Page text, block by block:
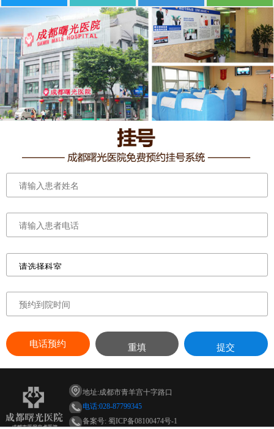
电话预约 重填 提交
地址:成都市青羊宫十字路口
电话:028-87799345
备案号: 蜀ICP备08100474号-1